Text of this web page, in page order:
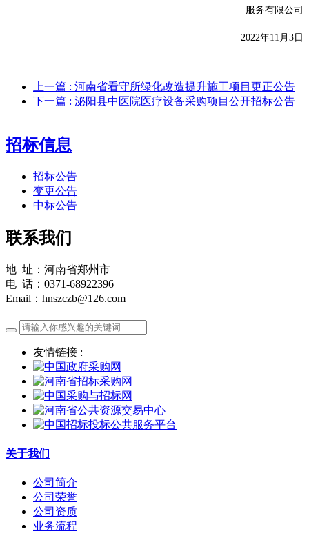
服务有限公司
2022年11 月 3 日
上一篇 : 河南省看守所绿化改造提升施工项目更正公告
下一篇 : 泌阳县中医院医疗设备采购项目公开招标公告
招标信息
招标公告
变更公告
中标公告
联系我们
地 址：河南省郑州市
电 话：0371-68922396
Email：hnszczb@126.com
友情链接 :
关于我们
公司简介
公司荣誉
公司资质
业务流程